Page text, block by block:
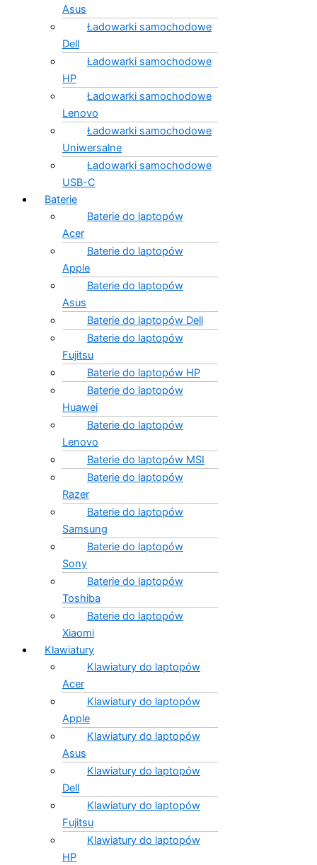
Asus
Ładowarki samochodowe
Dell
Ładowarki samochodowe
HP
Ładowarki samochodowe
Lenovo
Ładowarki samochodowe
Uniwersalne
Ładowarki samochodowe
USB-C
Baterie
Baterie do laptopów
Acer
Baterie do laptopów
Apple
Baterie do laptopów
Asus
Baterie do laptopów Dell
Baterie do laptopów
Fujitsu
Baterie do laptopów HP
Baterie do laptopów
Huawei
Baterie do laptopów
Lenovo
Baterie do laptopów MSI
Baterie do laptopów
Razer
Baterie do laptopów
Samsung
Baterie do laptopów
Sony
Baterie do laptopów
Toshiba
Baterie do laptopów
Xiaomi
Klawiatury
Klawiatury do laptopów
Acer
Klawiatury do laptopów
Apple
Klawiatury do laptopów
Asus
Klawiatury do laptopów
Dell
Klawiatury do laptopów
Fujitsu
Klawiatury do laptopów
HP